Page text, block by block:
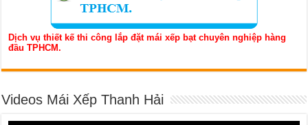
Dịch vụ thiết kế thi công lắp đặt mái xếp bạt chuyên nghiệp hàng
đầu TPHCM.
Videos Mái Xếp Thanh Hải